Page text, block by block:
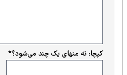
کپچا: نه منهای یک چند می‌شود؟*